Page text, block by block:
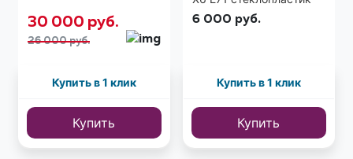
30 000 руб.
26 000 руб.
Купить в 1 клик
Купить
6 000 руб.
Купить в 1 клик
Купить